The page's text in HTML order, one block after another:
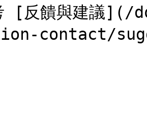
[反饋與建議
contact/